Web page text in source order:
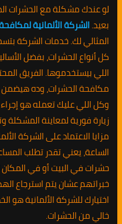
لو عندك مشكلة مع الحشرات
بعيد.الشركة الألمانية
المثالي لك. خدمات الشركة
كل أنواع الحشرات، بفضل
اللي بيستخدموها. الفريق
مكافحة الحشرات، وده
وكل اللي عليك تعمله هو
زيارة فورية لمعاينة المشكلة
مزايا الاعتماد على الشركة
الساعة، يعني تقدر تطلب
حشرات في البيت أو في
خبراتهم عشان يتم استرجاع
اختيارك للشركة الألمانية
خالي من الحشرات.